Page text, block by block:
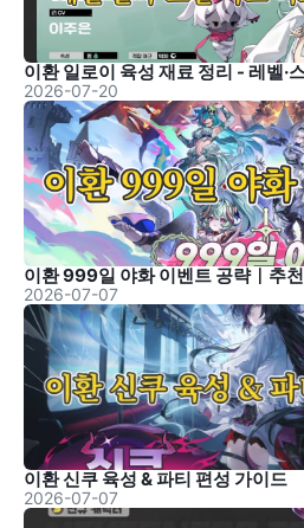
2026-07-20
2026-07-07
이환 신쿠 육성 & 파티 편성 가이드
2026-07-07